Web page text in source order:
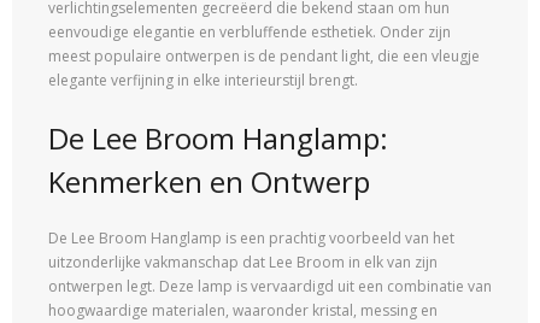
verlichtingselementen gecreëerd die bekend staan om hun
eenvoudige elegantie en verbluffende esthetiek. Onder zijn
meest populaire ontwerpen is de pendant light, die een vleugje
elegante verfijning in elke interieurstijl brengt.
De Lee Broom Hanglamp:
Kenmerken en Ontwerp
De Lee Broom Hanglamp is een prachtig voorbeeld van het
uitzonderlijke vakmanschap dat Lee Broom in elk van zijn
ontwerpen legt. Deze lamp is vervaardigd uit een combinatie van
hoogwaardige materialen, waaronder kristal, messing en